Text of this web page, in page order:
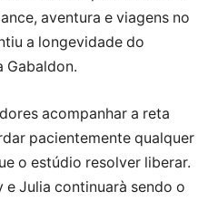
aventura e viagens no
a longevidade do
Gabaldon.
acompanhar a reta
pacientemente qualquer
o estúdio resolver liberar.
e Julia continuarà sendo o